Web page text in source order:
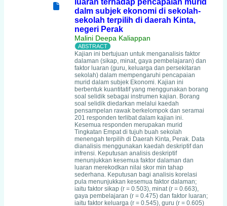
luaran terhadap pencapaian murid
dalm subjek ekonomi di sekolah-
sekolah terpilih di daerah Kinta,
negeri Perak
Malini Deepa Kaliappan
Kajian ini bertujuan untuk menganalisis faktor
dalaman (sikap, minat, gaya pembelajaran) dan
faktor luaran (guru, keluarga dan persekitaran
sekolah) dalam mempengaruhi pencapaian
murid dalam subjek Ekonomi. Kajian ini
berbentuk kuantitatif yang menggunakan borang
soal selidik sebagai instrumen kajian. Borang
soal selidik diedarkan melalui kaedah
pensampelan rawak berkelompok dan seramai
201 responden terlibat dalam kajian ini.
Kesemua responden merupakan murid
Tingkatan Empat di tujuh buah sekolah
menengah terpilih di Daerah Kinta, Perak. Data
dianalisis menggunakan kaedah deskriptif dan
infrensi. Keputusan analisis deskriptif
menunjukkan kesemua faktor dalaman dan
luaran merekodkan nilai skor min tahap
sederhana. Keputusan bagi analisis korelasi
pula menunjukkan kesemua faktor dalaman;
iaitu faktor sikap (r = 0.503), minat (r = 0.663),
gaya pembelajaran (r = 0.475) dan faktor luaran;
iaitu faktor keluarga (r = 0.545), guru (r = 0.605)